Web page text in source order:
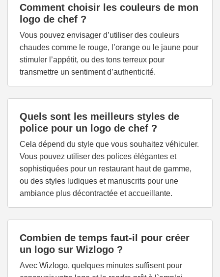
Comment choisir les couleurs de mon
logo de chef ?
Vous pouvez envisager d’utiliser des couleurs
chaudes comme le rouge, l’orange ou le jaune pour
stimuler l’appétit, ou des tons terreux pour
transmettre un sentiment d’authenticité.
Quels sont les meilleurs styles de
police pour un logo de chef ?
Cela dépend du style que vous souhaitez véhiculer.
Vous pouvez utiliser des polices élégantes et
sophistiquées pour un restaurant haut de gamme,
ou des styles ludiques et manuscrits pour une
ambiance plus décontractée et accueillante.
Combien de temps faut-il pour créer
un logo sur Wizlogo ?
Avec Wizlogo, quelques minutes suffisent pour